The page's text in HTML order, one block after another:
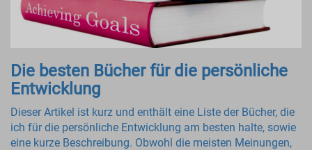
Die besten Bücher für die persönliche
Entwicklung
Dieser Artikel ist kurz und enthält eine Liste der Bücher, die
ich für die persönliche Entwicklung am besten halte, sowie
eine kurze Beschreibung. Obwohl die meisten Meinungen,